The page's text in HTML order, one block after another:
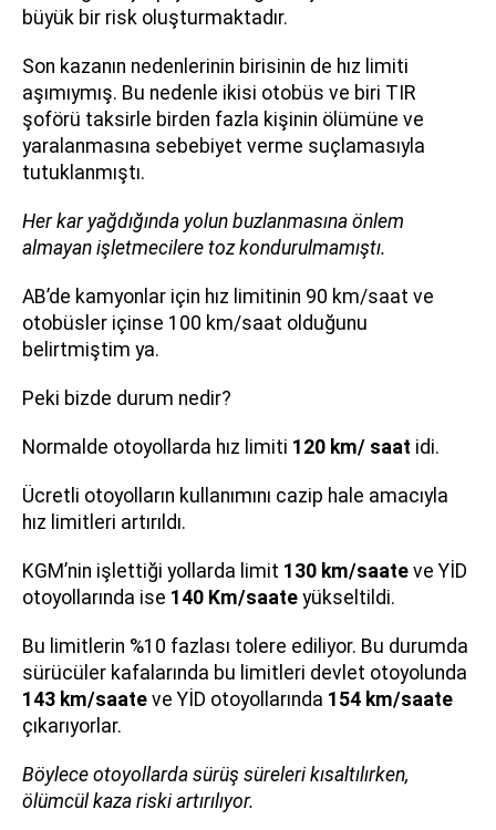
büyük bir risk oluşturmaktadır.
Son kazanın nedenlerinin birisinin de hız limiti
aşımıymış. Bu nedenle ikisi otobüs ve biri TIR
şoförü taksirle birden fazla kişinin ölümüne ve
yaralanmasına sebebiyet verme suçlamasıyla
tutuklanmıştı.
Her kar yağdığında yolun buzlanmasına önlem
almayan işletmecilere toz kondurulmamıştı.
AB’de kamyonlar için hız limitinin 90 km/saat ve
otobüsler içinse 100 km/saat olduğunu
belirtmiştim ya.
Peki bizde durum nedir?
Normalde otoyollarda hız limiti 120 km/ saat idi.
Ücretli otoyolların kullanımını cazip hale amacıyla
hız limitleri artırıldı.
KGM’nin işlettiği yollarda limit 130 km/saate ve YİD
otoyollarında ise 140 Km/saate yükseltildi.
Bu limitlerin %10 fazlası tolere ediliyor. Bu durumda
sürücüler kafalarında bu limitleri devlet otoyolunda
143 km/saate ve YİD otoyollarında 154 km/saate
çıkarıyorlar.
Böylece otoyollarda sürüş süreleri kısaltılırken,
ölümcül kaza riski artırılıyor.